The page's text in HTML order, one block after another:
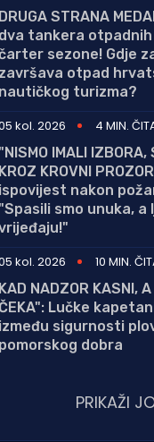
DRUGA STRANA
dva tankera otpadnih
sezone! Gdje
završava otpad
nautičkog turizma?
kol. 2026
4 MIN.
IMALI IZBORA,
KROZ KROVNI
ispovijest nakon
smo unuka, a
kol. 2026
10 MIN.
KAD NADZOR KASNI, A
Lučke
između sigurnosti
pomorskog dobra
PRIKAŽI